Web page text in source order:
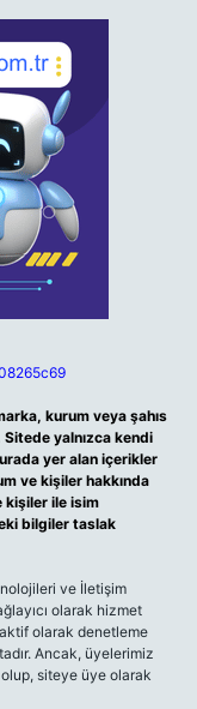
kurum veya şahıs
yalnızca kendi
yer alan içerikler
ve kişiler hakkında
kişiler ile isim
bilgiler taslak
ve İletişim
olarak hizmet
olarak denetleme
Ancak, üyelerimiz
siteye üye olarak